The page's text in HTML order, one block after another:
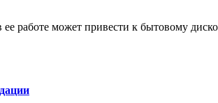
работе может привести к бытовому